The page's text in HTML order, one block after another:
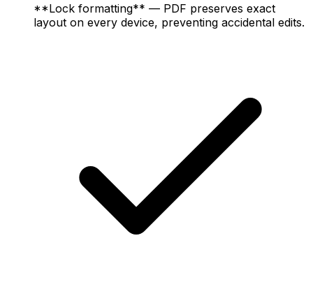
**Lock formatting** — PDF preserves exact
layout on every device, preventing accidental edits.